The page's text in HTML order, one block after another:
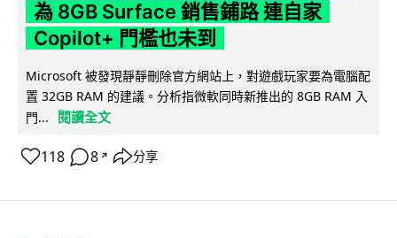
為 8GB Surface 銷售鋪路 連自家
Copilot+ 門檻也未到
Microsoft 被發現靜靜刪除官方網站上，對遊戲玩家要為電腦配
置 32GB RAM 的建議。分析指微軟同時新推出的 8GB RAM 入
門...
閱讀全文
118 8 ↗ 分享